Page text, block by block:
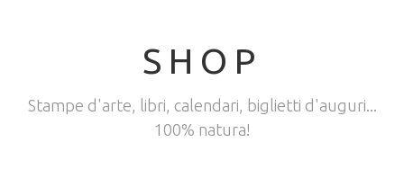
SHOP
Stampe d'arte, libri, calendari, biglietti d'auguri...
100% natura!